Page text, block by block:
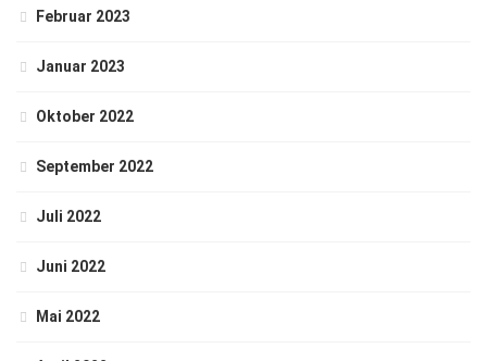
Februar 2023
Januar 2023
Oktober 2022
September 2022
Juli 2022
Juni 2022
Mai 2022